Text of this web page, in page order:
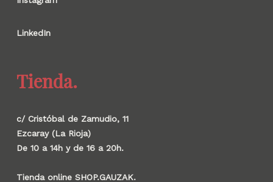
LinkedIn
Tienda.
c/ Cristóbal de Zamudio, 11
Ezcaray (La Rioja)
De 10 a 14h y de 16 a 20h.
Tienda online SHOP.GAUZAK.